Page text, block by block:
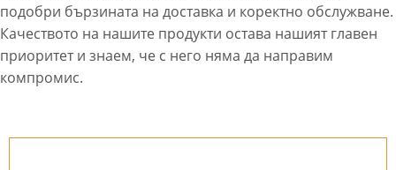
подобри бързината на доставка и коректно обслужване.
Качеството на нашите продукти остава нашият главен
приоритет и знаем, че с него няма да направим
компромис.